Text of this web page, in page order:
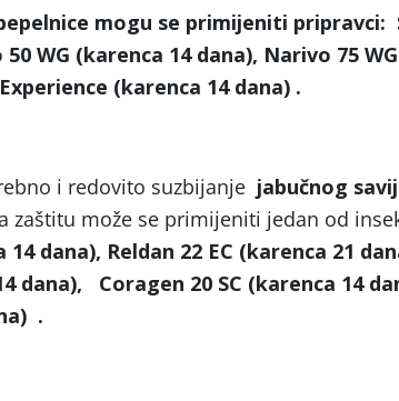
mogu se primijeniti pripravci:
WG (karenca 14 dana), Narivo 75 WG
(karenca 14 dana) .
i redovito suzbijanje jabučnog
zaštitu može se primijeniti jedan od
14 dana), Reldan 22 EC (karenca 21
dana), Coragen 20 SC (karenca 14
.